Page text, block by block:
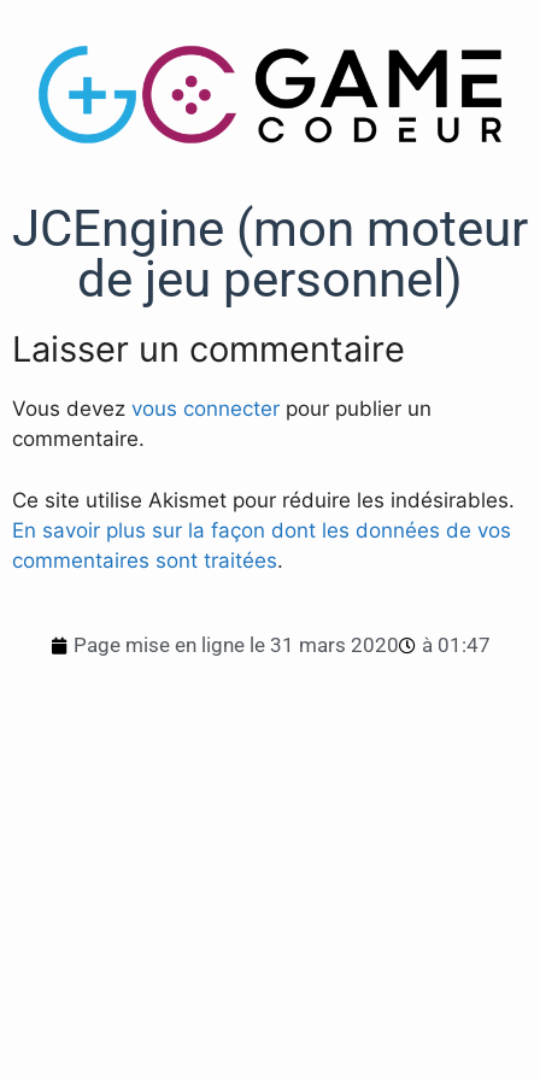
JCEngine (mon moteur
de jeu personnel)
Laisser un commentaire
Vous devez vous connecter pour publier un
commentaire.
Ce site utilise Akismet pour réduire les indésirables.
En savoir plus sur la façon dont les données de vos
commentaires sont traitées.
Page mise en ligne le 31 mars 2020 à 01:47